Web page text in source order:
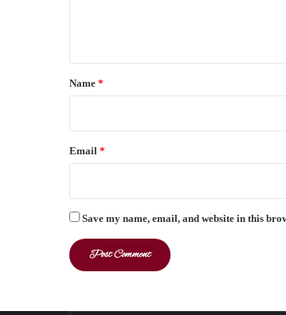
*
Name *
Email *
Save my name, email, and website in this